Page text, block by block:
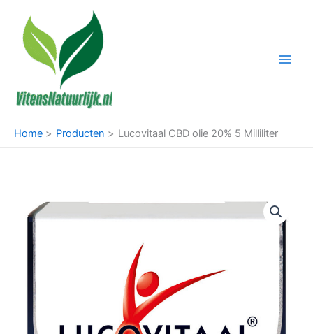
inhoud
Home Producten Lucovitaal CBD olie 20% 5 Milliliter